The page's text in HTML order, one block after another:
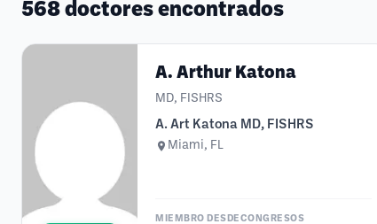
568 doctores encontrados
A. Arthur Katona
MD, FISHRS
A. Art Katona MD, FISHRS
Miami, FL
MIEMBRO DESDE CONGRESOS